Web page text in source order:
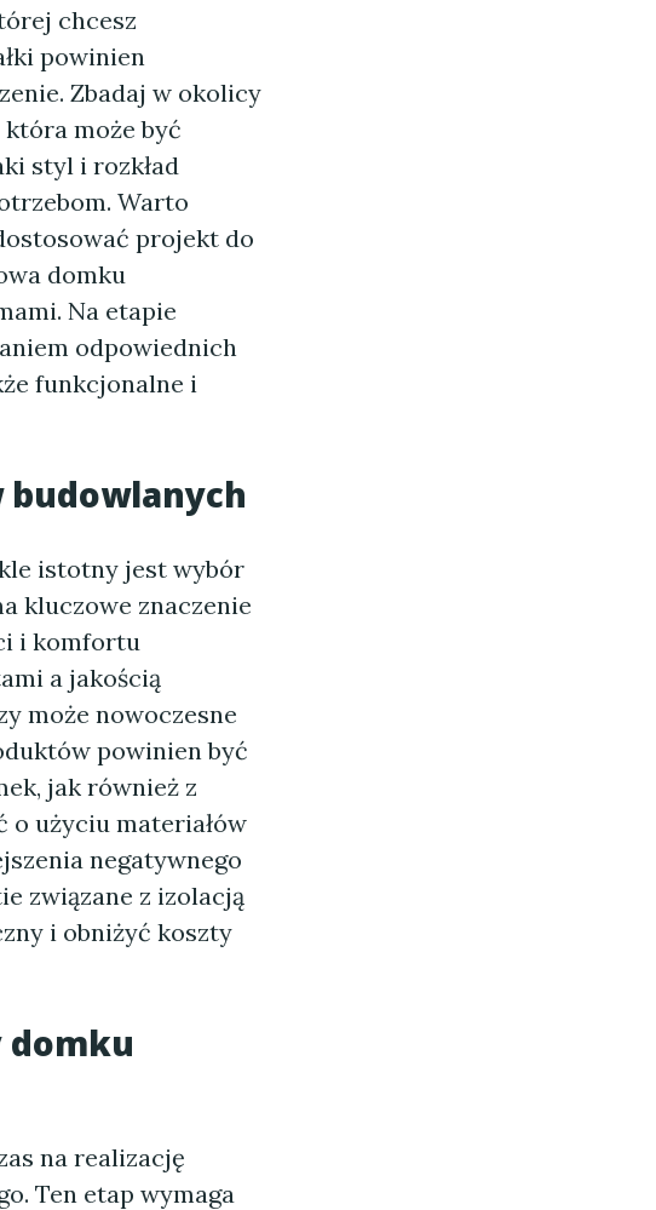
chcesz
powinien
Zbadaj w okolicy
może być
styl i rozkład
Warto
projekt do
domku
Na etapie
odpowiednich
funkcjonalne i
istotny jest wybór
kluczowe znaczenie
i komfortu
a jakością
może nowoczesne
powinien być
jak również z
użyciu materiałów
negatywnego
związane z izolacją
i obniżyć koszty
domku
na realizację
Ten etap wymaga